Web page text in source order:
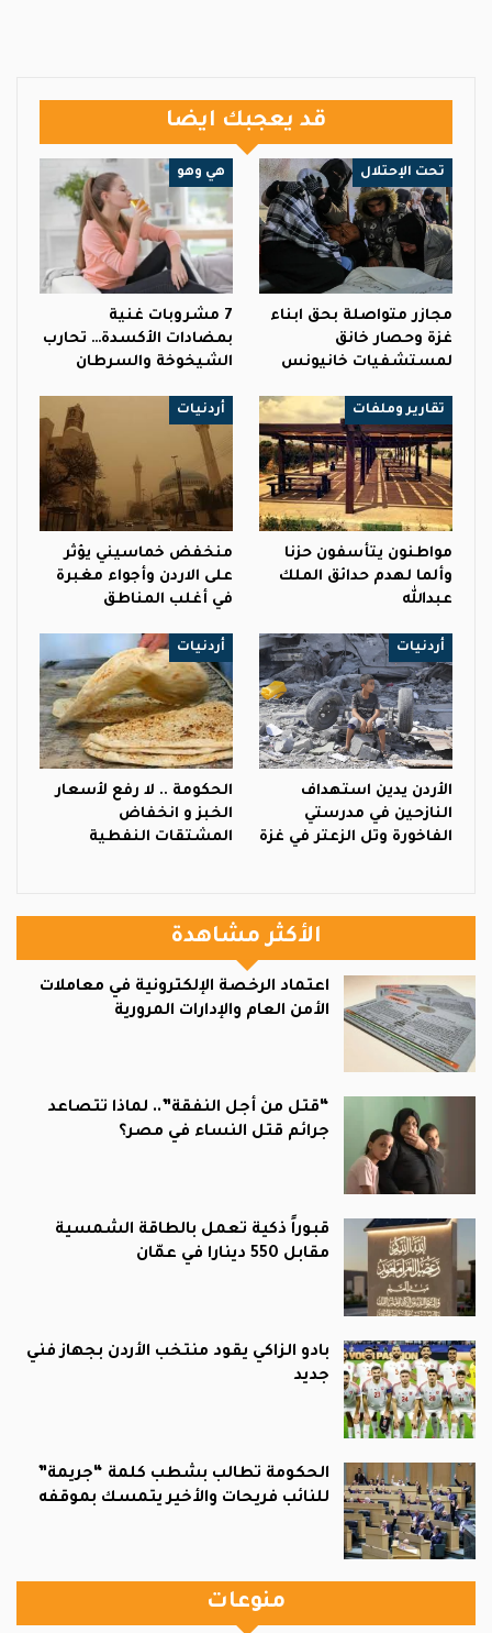
قد يعجبك ايضا
تحت الإحتلال
مجازر متواصلة بحق ابناء
غزة وحصار خانق
لمستشفيات خانيونس
هي وهو
7 مشروبات غنية
بمضادات الأكسدة… تحارب
الشيخوخة والسرطان
تقارير وملفات
مواطنون يتأسفون حزنا
وألما لهدم حدائق الملك
عبدالله
أردنيات
منخفض خماسيني يؤثر
على الاردن وأجواء مغبرة
في أغلب المناطق
أردنيات
الأردن يدين استهداف
النازحين في مدرستي
الفاخورة وتل الزعتر في غزة
أردنيات
الحكومة .. لا رفع لأسعار
الخبز و انخفاض
المشتقات النفطية
الأكثر مشاهدة
اعتماد الرخصة الإلكترونية في معاملات
الأمن العام والإدارات المرورية
“قتل من أجل النفقة”.. لماذا تتصاعد
جرائم قتل النساء في مصر؟
قبوراً ذكية تعمل بالطاقة الشمسية
مقابل 550 دينارا في عمّان
بادو الزاكي يقود منتخب الأردن بجهاز فني
جديد
الحكومة تطالب بشطب كلمة “جريمة”
للنائب فريحات والأخير يتمسك بموقفه
منوعات